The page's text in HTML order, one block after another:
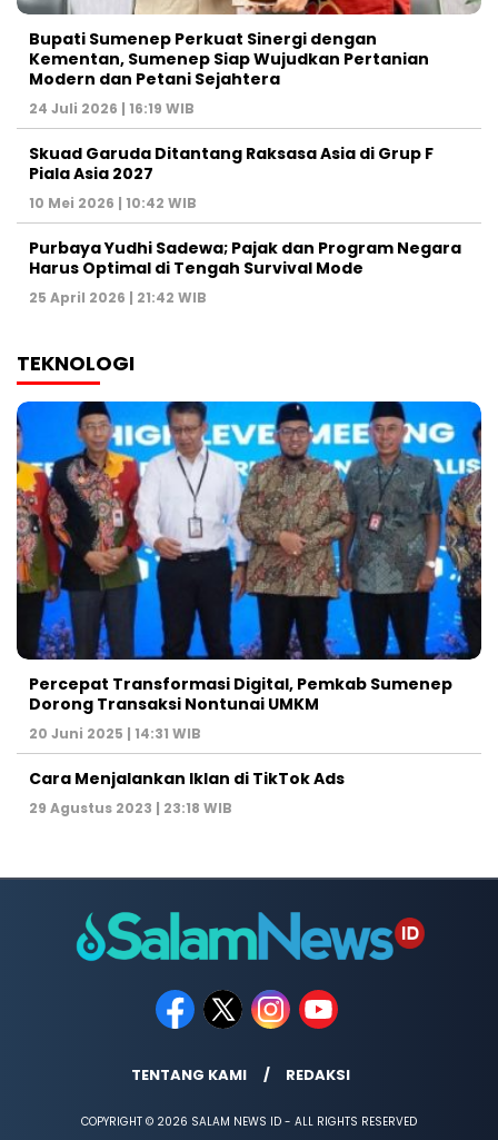
Bupati Sumenep Perkuat Sinergi dengan
Kementan, Sumenep Siap Wujudkan Pertanian
Modern dan Petani Sejahtera
24 Juli 2026 | 16:19 WIB
Skuad Garuda Ditantang Raksasa Asia di Grup F
Piala Asia 2027
10 Mei 2026 | 10:42 WIB
Purbaya Yudhi Sadewa; Pajak dan Program Negara
Harus Optimal di Tengah Survival Mode
25 April 2026 | 21:42 WIB
TEKNOLOGI
Percepat Transformasi Digital, Pemkab Sumenep
Dorong Transaksi Nontunai UMKM
20 Juni 2025 | 14:31 WIB
Cara Menjalankan Iklan di TikTok Ads
29 Agustus 2023 | 23:18 WIB
TENTANG KAMI REDAKSI
COPYRIGHT © 2026 SALAM NEWS ID - ALL RIGHTS RESERVED